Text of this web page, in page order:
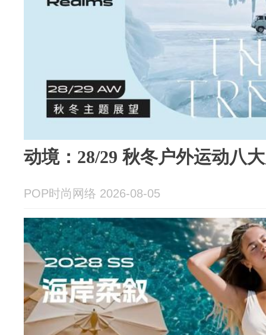
动境：28/29 秋冬户外运动八
POP时尚网络 2026-08-05